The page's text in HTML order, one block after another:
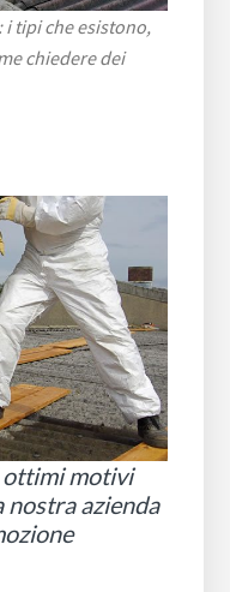
i tipi che esistono,
chiedere dei
motivi
azienda